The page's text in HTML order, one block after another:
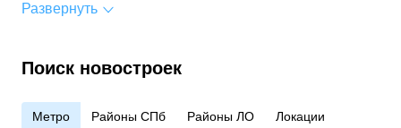
Развернуть
Поиск новостроек
Метро Районы СПб Районы ЛО Локации